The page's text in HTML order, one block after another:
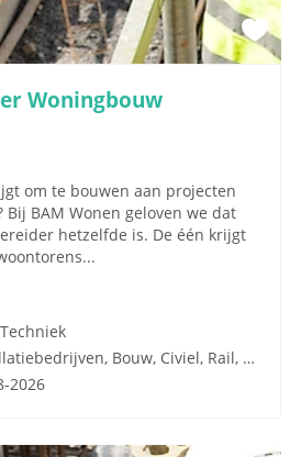
Woningbouw
om te bouwen aan projecten
BAM Wonen geloven we dat
hetzelfde is. De één krijgt
Wegenbouw, Installatiebedrijven, Bouw, Civiel, Rail, Infrastructuren
2026